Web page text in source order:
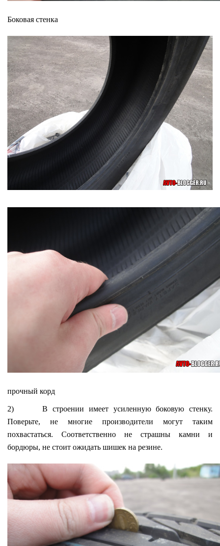
Боковая стенка
прочный корд
2) В строении имеет усиленную боковую стенку.
Поверьте, не многие производители могут таким
похвастаться. Соответственно не страшны камни и
бордюры, не стоит ожидать шишек на резине.